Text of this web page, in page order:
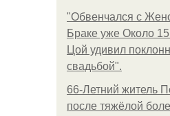
"Обвенчался с
Браке уже Около
Цой удивил
свадьбой".
66-Летний житель
после тяжёлой